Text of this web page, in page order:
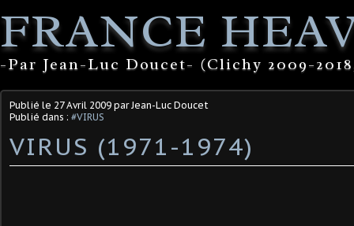
FRANCE
-Par Jean-Luc Doucet- (Clichy 2009-
Publié le 27 Avril 2009 par Jean-Luc Doucet
Publié dans : #VIRUS
VIRUS (1971-1974)